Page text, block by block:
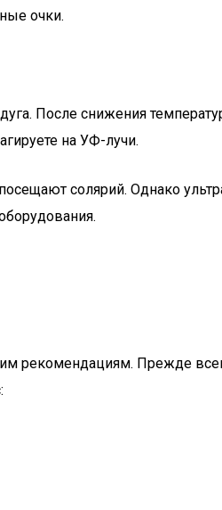
очки.
После снижения
на УФ-лучи.
солярий. Однако
рекомендациям. Прежде